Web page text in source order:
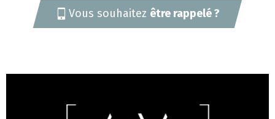
Vous souhaitez être rappelé ?